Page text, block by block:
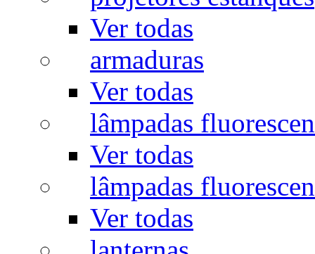
Ver todas
armaduras
Ver todas
lâmpadas
Ver todas
lâmpadas
Ver todas